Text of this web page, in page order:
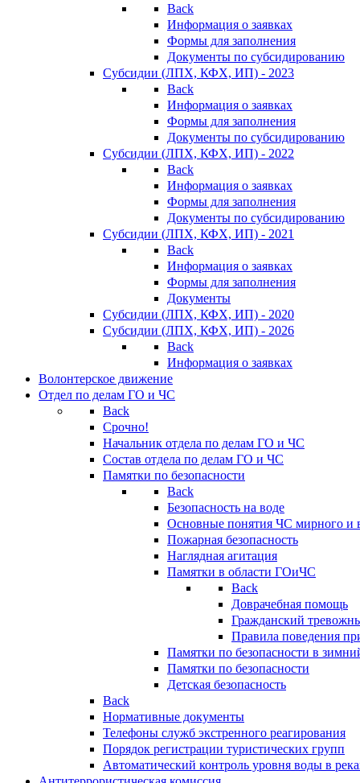
Back
Информация о заявках
Формы для заполнения
Документы по субсидированию
Субсидии (ЛПХ, КФХ, ИП) - 2023
Back
Информация о заявках
Формы для заполнения
Документы по субсидированию
Субсидии (ЛПХ, КФХ, ИП) - 2022
Back
Информация о заявках
Формы для заполнения
Документы по субсидированию
Субсидии (ЛПХ, КФХ, ИП) - 2021
Back
Информация о заявках
Формы для заполнения
Документы
Субсидии (ЛПХ, КФХ, ИП) - 2020
Субсидии (ЛПХ, КФХ, ИП) - 2026
Back
Информация о заявках
Волонтерское движение
Отдел по делам ГО и ЧС
Back
Срочно!
Начальник отдела по делам ГО и ЧС
Состав отдела по делам ГО и ЧС
Памятки по безопасности
Back
Безопасность на воде
Основные понятия ЧС мирного и
Пожарная безопасность
Наглядная агитация
Памятки в области ГОиЧС
Back
Доврачебная помощь
Гражданский
Правила поведения
Памятки по безопасности в
Памятки по безопасности
Детская безопасность
Back
Нормативные документы
Телефоны служб экстренного реагирования
Порядок регистрации туристических групп
Автоматический контроль уровня воды в